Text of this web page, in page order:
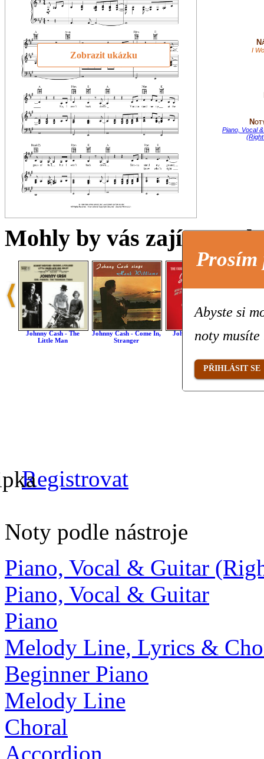
Zobrazit ukázku I
Piano, Vocal
Mohly by vás zajímat
Johnny Cash - The
Little Man
Johnny Cash - Come In,
Stranger
Johnny Cash - Cry,
Cry, Cry
Registrovat
Noty podle nástroje
Piano, Vocal & Guitar
Piano, Vocal & Guitar
Piano
Melody Line, Lyrics &
Beginner Piano
Melody Line
Choral
Accordion
Prosím
Abyste si
noty
PŘIHLÁSIT SE